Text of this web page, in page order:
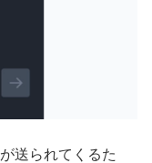
が送られてくるた